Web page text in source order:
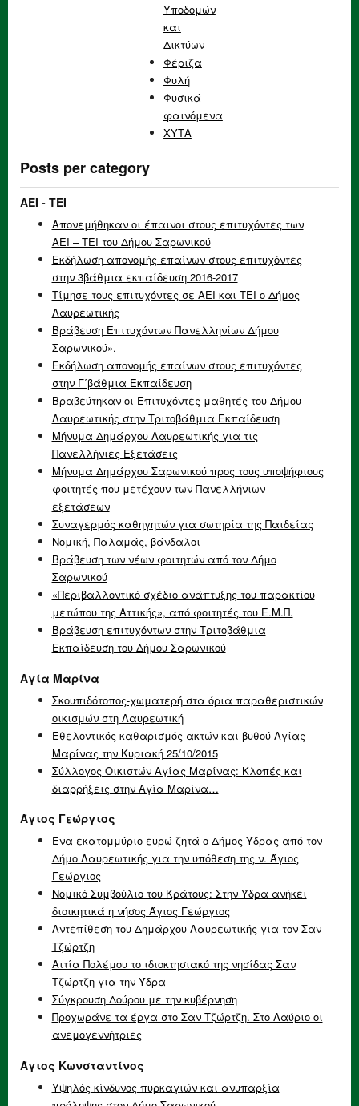
Υποδομών
και
Δικτύων
Φέριζα
Φυλή
Φυσικά
φαινόμενα
ΧΥΤΑ
Posts per category
AEI - TEI
Απονεμήθηκαν οι έπαινοι στους επιτυχόντες των
ΑΕΙ – ΤΕΙ του Δήμου Σαρωνικού
Εκδήλωση απονομής επαίνων στους επιτυχόντες
στην 3βάθμια εκπαίδευση 2016-2017
Τίμησε τους επιτυχόντες σε ΑΕΙ και ΤΕΙ ο Δήμος
Λαυρεωτικής
Βράβευση Επιτυχόντων Πανελληνίων Δήμου
Σαρωνικού».
Εκδήλωση απονομής επαίνων στους επιτυχόντες
στην Γ΄βάθμια Εκπαίδευση
Βραβεύτηκαν οι Επιτυχόντες μαθητές του Δήμου
Λαυρεωτικής στην Τριτοβάθμια Εκπαίδευση
Μήνυμα Δημάρχου Λαυρεωτικής για τις
Πανελλήνιες Εξετάσεις
Μήνυμα Δημάρχου Σαρωνικού προς τους υποψήφιους
φοιτητές που μετέχουν των Πανελλήνιων
εξετάσεων
Συναγερμός καθηγητών για σωτηρία της Παιδείας
Νομική, Παλαμάς, βάνδαλοι
Βράβευση των νέων φοιτητών από τον Δήμο
Σαρωνικού
«Περιβαλλοντικό σχέδιο ανάπτυξης του παρακτίου
μετώπου της Αττικής», από φοιτητές του Ε.Μ.Π.
Βράβευση επιτυχόντων στην Τριτοβάθμια
Εκπαίδευση του Δήμου Σαρωνικού
Αγία Μαρίνα
Σκουπιδότοπος-χωματερή στα όρια παραθεριστικών
οικισμών στη Λαυρεωτική
Εθελοντικός καθαρισμός ακτών και βυθού Αγίας
Μαρίνας την Κυριακή 25/10/2015
Σύλλογος Οικιστών Αγίας Μαρίνας: Κλοπές και
διαρρήξεις στην Αγία Μαρίνα…
Άγιος Γεώργιος
Ένα εκατομμύριο ευρώ ζητά ο Δήμος Ύδρας από τον
Δήμο Λαυρεωτικής για την υπόθεση της ν. Άγιος
Γεώργιος
Νομικό Συμβούλιο του Κράτους: Στην Ύδρα ανήκει
διοικητικά η νήσος Άγιος Γεώργιος
Αντεπίθεση του Δημάρχου Λαυρεωτικής για τον Σαν
Τζώρτζη
Αιτία Πολέμου το ιδιοκτησιακό της νησίδας Σαν
Τζώρτζη για την Ύδρα
Σύγκρουση Δούρου με την κυβέρνηση
Προχωράνε τα έργα στο Σαν Τζώρτζη. Στο Λαύριο οι
ανεμογεννήτριες
Άγιος Κωνσταντίνος
Υψηλός κίνδυνος πυρκαγιών και ανυπαρξία